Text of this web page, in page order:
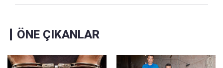
ÖNE ÇIKANLAR